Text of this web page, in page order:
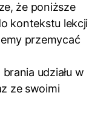
że poniższe
kontekstu lekcji
przemycać
udziału w
ze swoimi